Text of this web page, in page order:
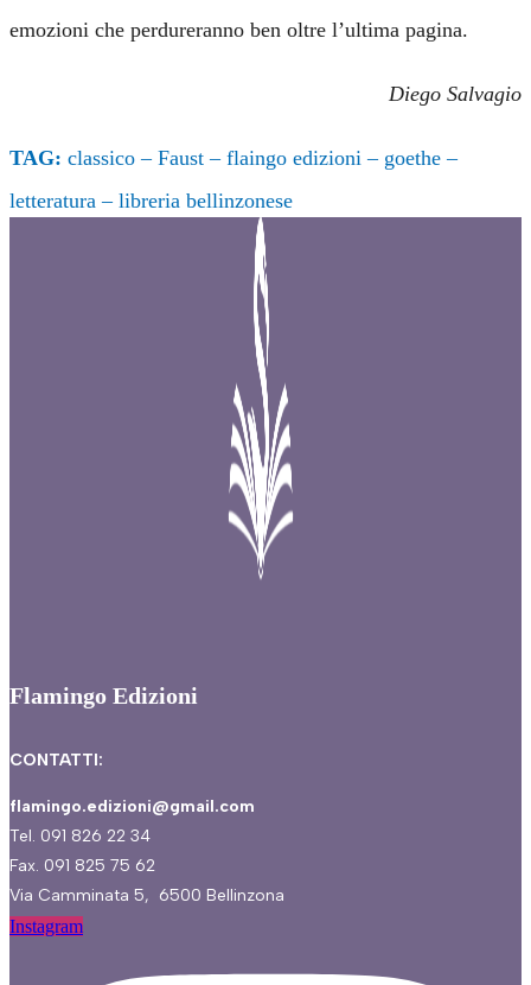
emozioni che perdureranno ben oltre l’ultima pagina.
Diego Salvagio
TAG: classico – Faust – flaingo edizioni – goethe –
letteratura – libreria bellinzonese
Flamingo Edizioni
CONTATTI:
flamingo.edizioni@gmail.com
Tel. 091 826 22 34
Fax. 091 825 75 62
Via Camminata 5, 6500 Bellinzona
Instagram